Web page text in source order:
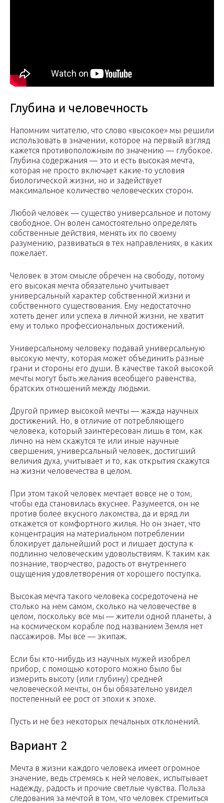
Глубина и человечность
Напомним читателю, что слово «высокое» мы решили
использовать в значении, которое на первый взгляд
кажется противоположным по значению — глубокое.
Глубина содержания — это и есть высокая мечта,
которая не просто включает какие-то условия
биологической жизни, но и задействует
максимальное количество человеческих сторон.
Любой человек — существо универсальное и потому
свободное. Он волен самостоятельно определять
собственные действия, менять их по своему
разумению, развиваться в тех направлениях, в каких
пожелает.
Человек в этом смысле обречен на свободу, потому
его высокая мечта обязательно учитывает
универсальный характер собственной жизни и
собственного существования. Ему недостаточно
хотеть денег или успеха в личной жизни, не хватит
ему и только профессиональных достижений.
Универсальному человеку подавай универсальную
высокую мечту, которая может объединить разные
грани и стороны его души. В качестве такой высокой
мечты могут быть желания всеобщего равенства,
братских отношений между людьми.
Другой пример высокой мечты — жажда научных
достижений. Но, в отличие от потребляющего
человека, который заинтересован лишь в том, как
лично на нем скажутся те или иные научные
свершения, универсальный человек, достигший
величия духа, учитывает и то, как открытия скажутся
на жизни человечества в целом.
При этом такой человек мечтает вовсе не о том,
чтобы еда становилась вкуснее. Разумеется, он не
против более вкусного лакомства, да и вряд ли
откажется от комфортного жилья. Но он знает, что
концентрация на материальном потреблении
блокирует дальнейший рост и лишает доступа к
подлинно человеческим удовольствиям. К таким как
познание, творчество, радость от внутреннего
ощущения удовлетворения от хорошего поступка.
Высокая мечта такого человека сосредоточена не
столько на нем самом, сколько на человечестве в
целом, поскольку все мы — жители одной планеты, а
на космическом корабле под названием Земля нет
пассажиров. Мы все — экипаж.
Если бы кто-нибудь из научных мужей изобрел
прибор, с помощью которого можно было бы
измерить высоту (или глубину) средней
человеческой мечты, он бы обязательно увидел
постепенный ее рост от эпохи к эпохе.
Пусть и не без некоторых печальных отклонений.
Вариант 2
Мечта в жизни каждого человека имеет огромное
значение, ведь стремясь к ней человек, испытывает
надежду, радость и прочие светлые чувства. Польза
следования за мечтой в том, что человек стремиться